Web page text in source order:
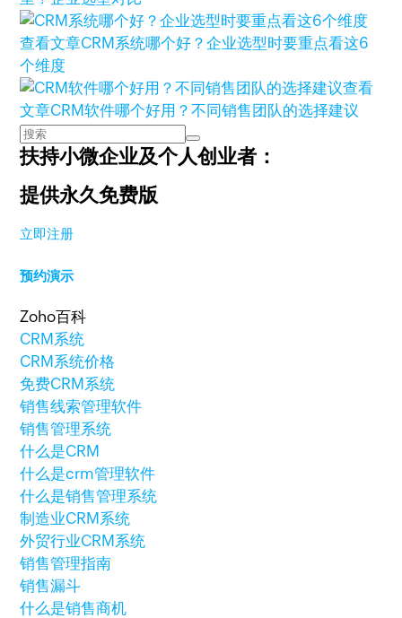
查看文章CRM系统哪个好？企业选型时要重点看这6
个维度
查看
文章CRM软件哪个好用？不同销售团队的选择建议
扶持小微企业及个人创业者：
提供永久免费版
立即注册
预约演示
Zoho百科
CRM系统
CRM系统价格
免费CRM系统
销售线索管理软件
销售管理系统
什么是CRM
什么是crm管理软件
什么是销售管理系统
制造业CRM系统
外贸行业CRM系统
销售管理指南
销售漏斗
什么是销售商机